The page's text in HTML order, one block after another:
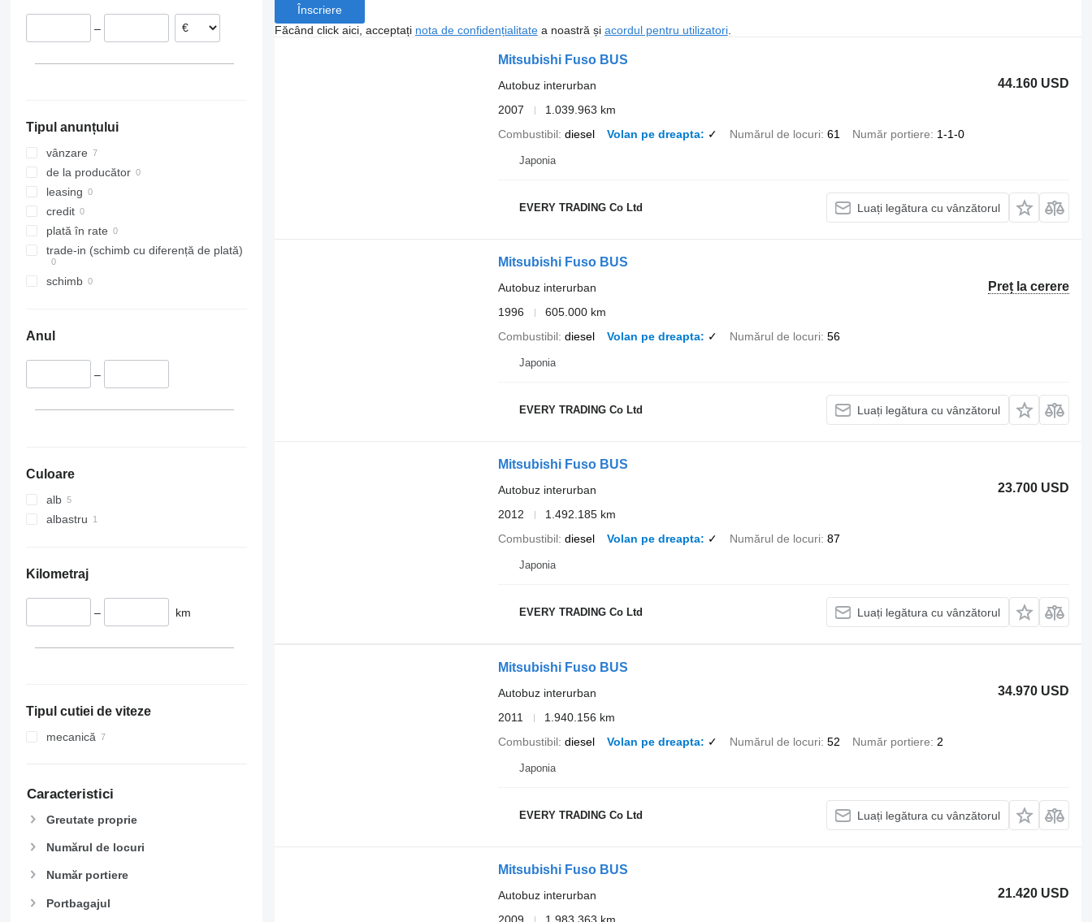
–
Tipul anunțului
vânzare
de la producător
leasing
credit
plată în rate
trade-in (schimb cu diferență de plată)
schimb
Anul
–
Culoare
alb
albastru
Kilometraj
– km
Tipul cutiei de viteze
mecanică
Caracteristici
Greutate proprie
Numărul de locuri
Număr portiere
Portbagajul
Înscriere
Făcând click aici, acceptați nota de confidențialitatea noastră și acordul pentru utilizatori.
Mitsubishi Fuso BUS
44.160 USD
Autobuz interurban
2007
1.039.963 km
Combustibil diesel Volan pe dreapta ✓ Numărul de locuri 61 Număr portiere 1-1-0
Japonia
EVERY TRADING Co Ltd Luați legătura cu vânzătorul
Mitsubishi Fuso BUS
Preț la cerere
Autobuz interurban
1996
605.000 km
Combustibil diesel Volan pe dreapta ✓ Numărul de locuri 56
Japonia
EVERY TRADING Co Ltd Luați legătura cu vânzătorul
Mitsubishi Fuso BUS
23.700 USD
Autobuz interurban
2012
1.492.185 km
Combustibil diesel Volan pe dreapta ✓ Numărul de locuri 87
Japonia
EVERY TRADING Co Ltd Luați legătura cu vânzătorul
Mitsubishi Fuso BUS
34.970 USD
Autobuz interurban
2011
1.940.156 km
Combustibil diesel Volan pe dreapta ✓ Numărul de locuri 52 Număr portiere 2
Japonia
EVERY TRADING Co Ltd Luați legătura cu vânzătorul
Mitsubishi Fuso BUS
21.420 USD
Autobuz interurban